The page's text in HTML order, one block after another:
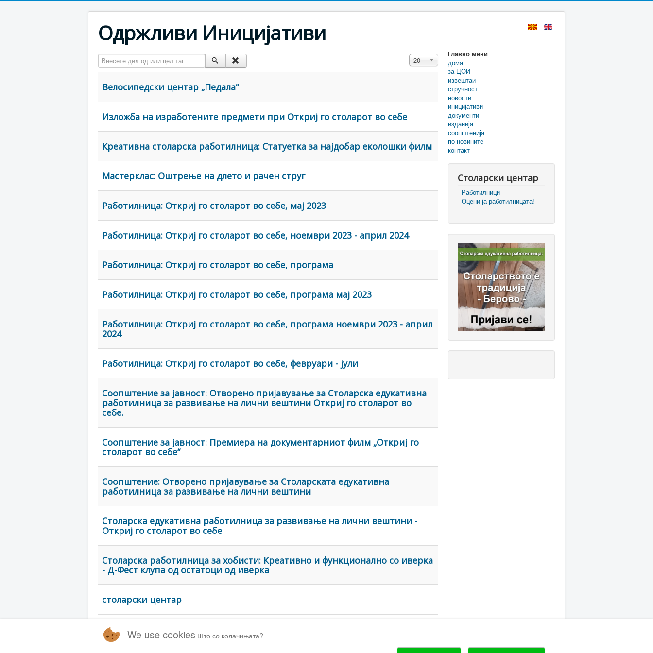
Одржливи Иницијативи
Внесете дел од или цел таг Прикажи #
20
Велосипедски центар „Педала“
Изложба на изработените предмети при Откриј го столарот во себе
Креативна столарска работилница: Статуетка за најдобар еколошки филм
Мастерклас: Оштрење на длето и рачен струг
Работилница: Откриј го столарот во себе, мај 2023
Работилница: Откриј го столарот во себе, ноември 2023 - април 2024
Работилница: Откриј го столарот во себе, програма
Работилница: Откриј го столарот во себе, програма мај 2023
Работилница: Откриј го столарот во себе, програма ноември 2023 - април
2024
Работилница: Откриј го столарот во себе, февруари - јули
Соопштение за јавност: Отворено пријавување за Столарска едукативна
работилница за развивање на лични вештини Откриј го столарот во
себе.
Соопштение за јавност: Премиера на документарниот филм „Откриј го
столарот во себе“
Соопштение: Отворено пријавување за Столарската едукативна
работилница за развивање на лични вештини
Столарска едукативна работилница за развивање на лични вештини -
Откриј го столарот во себе
Столарска работилница за хобисти: Креативно и функционално со иверка
- Д-Фест клупа од остатоци од иверка
столарски центар
Главно мени
дома
за ЦОИ
извештаи
стручност
новости
иницијативи
документи
изданија
соопштенија
по новините
контакт
Столарски центар
- Работилници
- Оцени ја работилницата!
We use cookies Што со колачињата?